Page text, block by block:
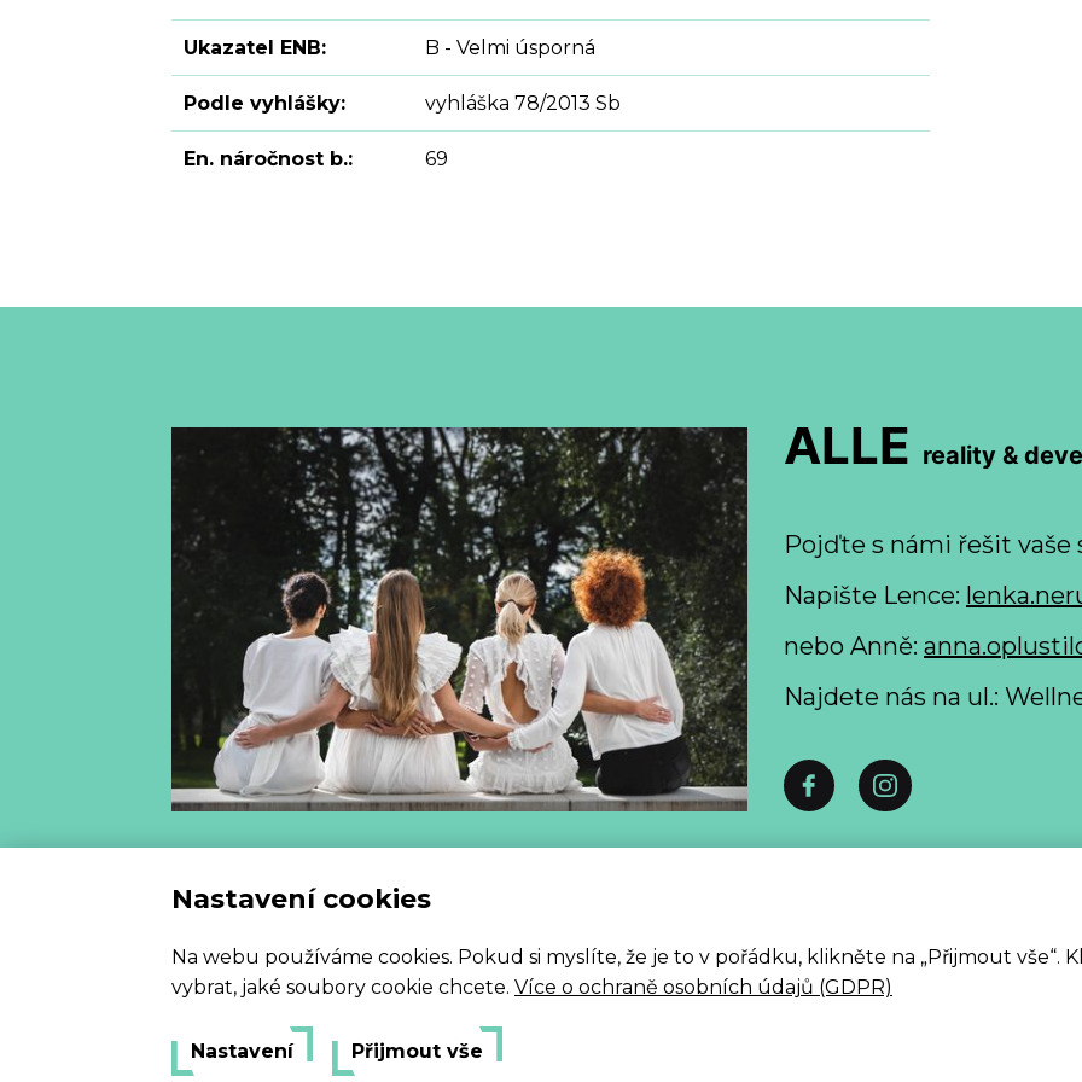
Nastavení cookies
Na webu používáme cookies. Pokud si myslíte, že je to v pořádku, klikněte na „Přijmout vše“.
vybrat, jaké soubory cookie chcete. Více o ochraně osobních údajů (GDPR)
Nastavení Přijmout vše
Ukazatel ENB: B - Velmi úsporná
Podle vyhlášky: vyhláška 78/2013 Sb
En. náročnost b.: 69
ALLE reality &
Pojďte s námi řešit vaše
Napište Lence:
nebo Anně:
Najdete nás na ul.:
ALLE 2026